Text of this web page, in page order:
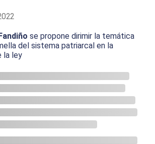
Fandiñose propone dirimir la temática
del sistema patriarcal en la
la ley